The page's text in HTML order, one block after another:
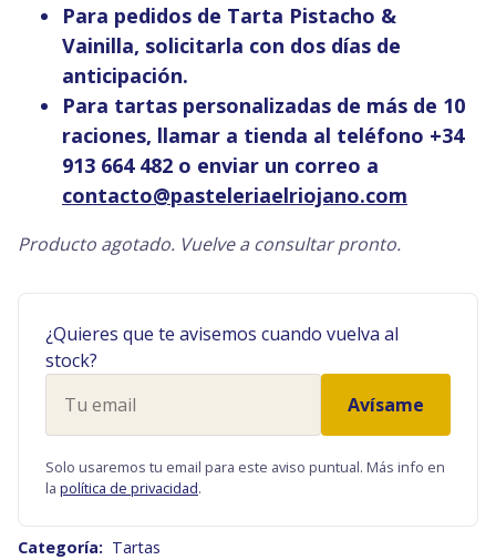
Para pedidos de Tarta Pistacho &
Vainilla, solicitarla con dos días de
anticipación.
Para tartas personalizadas de más de 10
raciones, llamar a tienda al teléfono +34
913 664 482 o enviar un correo a
contacto@pasteleriaelriojano.com
Producto agotado. Vuelve a consultar pronto.
¿Quieres que te avisemos cuando vuelva al
stock?
email
Avísame
Solo usaremos tu email para este aviso puntual. Más info en
la política de privacidad.
Categoría: Tartas